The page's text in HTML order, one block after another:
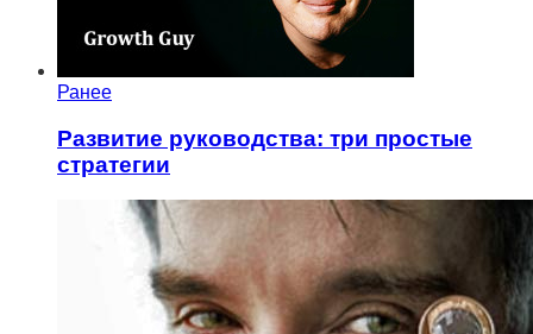
Ранее
Развитие руководства: три простые
стратегии